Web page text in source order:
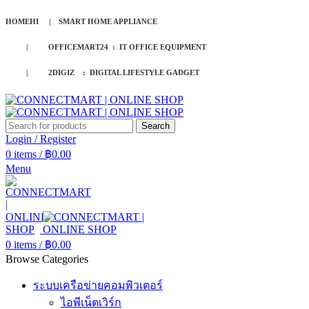
HOMEHI | SMART HOME APPLIANCE
| OFFICEMART24 : IT OFFICE EQUIPMENT
| 2DIGIZ : DIGITAL LIFESTYLE GADGET
Search
Login / Register
0 items / ฿0.00
Menu
0 items / ฿0.00
Browse Categories
ระบบเครือข่ายคอมพิวเตอร์
ไอพีเน็ตเวิร์ก